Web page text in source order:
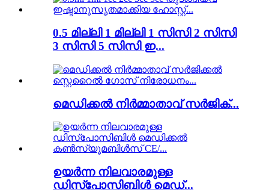
0.5 മില്ലി 1 മില്ലി 1 സിസി 2 സിസി
3 സിസി 5 സിസി ഇ...
മെഡിക്കൽ നിർമ്മാതാവ് സർജിക്...
ഉയർന്ന നിലവാരമുള്ള
ഡിസ്പോസിബിൾ മെഡ്...